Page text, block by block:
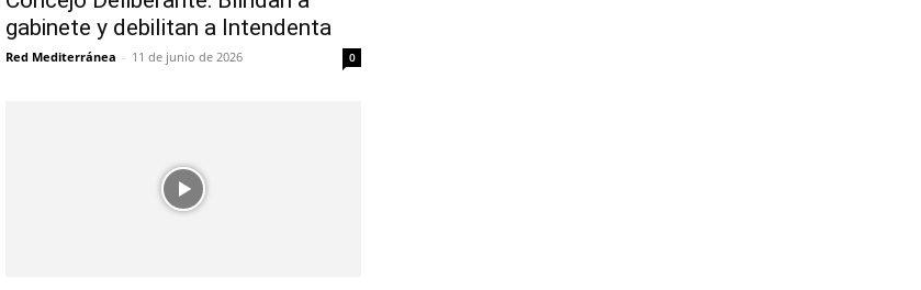
gabinete y debilitan a Intendenta
Red Mediterránea - 11 de junio de 2026 0